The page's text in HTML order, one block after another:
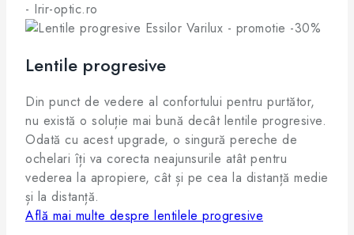
Lentile progresive
Din punct de vedere al confortului pentru purtător,
nu există o soluție mai bună decât lentile progresive.
Odată cu acest upgrade, o singură pereche de
ochelari îți va corecta neajunsurile atât pentru
vederea la apropiere, cât și pe cea la distanță medie
și la distanță.
Află mai multe despre lentilele progresive